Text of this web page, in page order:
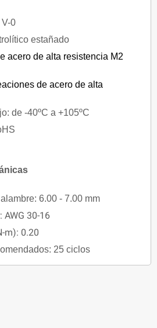
0
estañado
acero de alta resistencia M2
de acero de alta
de -40ºC a +105ºC
6.00 - 7.00 mm
AWG 30-16
m): 0.20
25 ciclos